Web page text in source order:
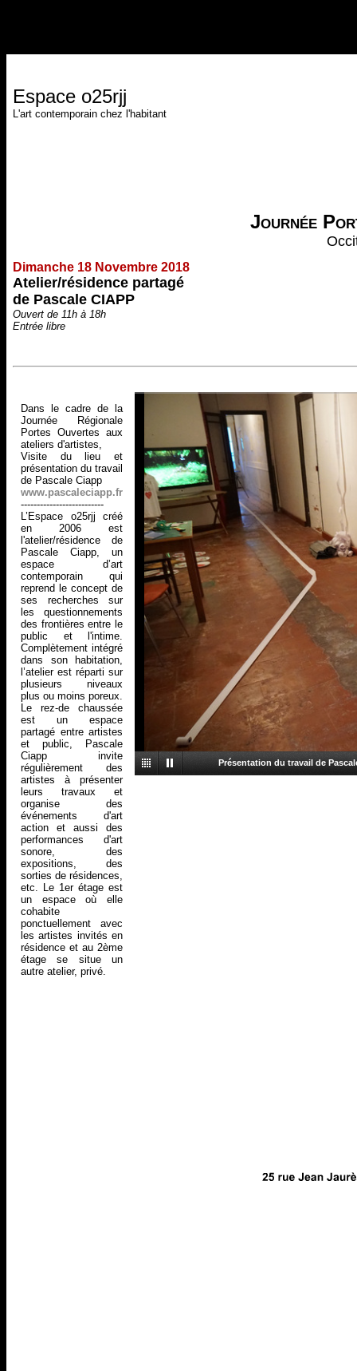
Espace o25rjj
L'art contemporain chez l'habitant
Journée
Dimanche 18 Novembre 2018
Atelier/résidence partagé
de Pascale CIAPP
Ouvert de 11h à 18h
Entrée libre
Dans le cadre de la
Journée Régionale
Portes Ouvertes aux
ateliers d'artistes,
Visite du lieu et
présentation du travail
de Pascale Ciapp
www.pascaleciapp.fr
--------------------------
L’Espace o25rjj créé
en 2006 est
l'atelier/résidence de
Pascale Ciapp, un
espace d’art
contemporain qui
reprend le concept de
ses recherches sur
les questionnements
des frontières entre le
public et l'intime.
Complètement intégré
dans son habitation,
l’atelier est réparti sur
plusieurs niveaux
plus ou moins poreux.
Le rez-de chaussée
est un espace
partagé entre artistes
et public, Pascale
Ciapp invite
régulièrement des
artistes à présenter
leurs travaux et
organise des
événements d'art
action et aussi des
performances d'art
sonore, des
expositions, des
sorties de résidences,
etc. Le 1er étage est
un espace où elle
cohabite
ponctuellement avec
les artistes invités en
résidence et au 2ème
étage se situe un
autre atelier, privé.
Présentation du travail de